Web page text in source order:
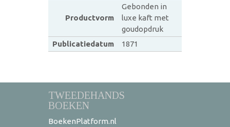
Productvorm
Gebonden in
luxe kaft met
goudopdruk
Publicatiedatum
1871
TWEEDEHANDS
BOEKEN
BoekenPlatform.nl